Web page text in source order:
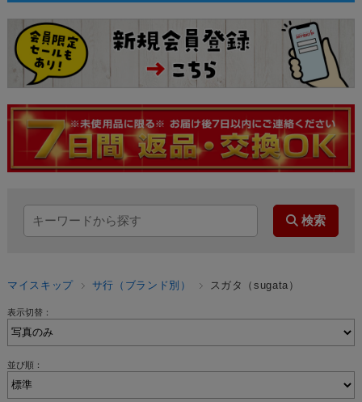
マイスキップ サ行（ブランド別） スガタ（sugata）
表示切替：
並び順：